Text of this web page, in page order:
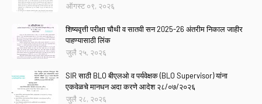
ऑगस्ट ०९, २०२६
शिष्यवृत्ती परीक्षा चौथी व सातवी सन 2025-26 अंतरीम निकाल जाहीर
पाहण्यासाठी लिंक
जुलै २५, २०२६
SIR साठी BLO बीएलओ व पर्यवेक्षक (BLO Supervisor) यांना
एकवेळचे मानधन अदा करणे आदेश २८/०७/२०२६
जुलै २८, २०२६